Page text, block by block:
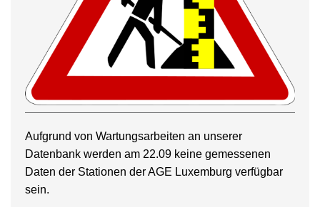
Aufgrund von Wartungsarbeiten an unserer
Datenbank werden am 22.09 keine gemessenen
Daten der Stationen der AGE Luxemburg verfügbar
sein.